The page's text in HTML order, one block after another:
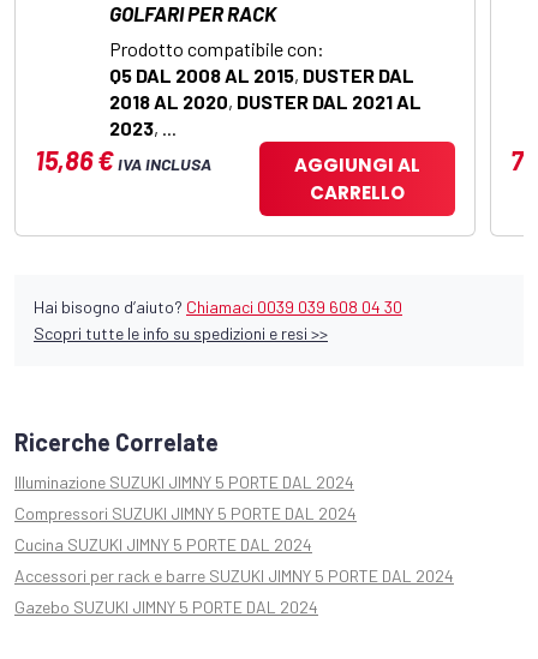
GOLFARI PER RACK
Prodotto compatibile con:
Q5 DAL 2008 AL 2015, DUSTER DAL
2018 AL 2020, DUSTER DAL 2021 AL
2023, ...
15,86 €IVA INCLUSA
AGGIUNGI AL
CARRELLO
Hai bisogno d’aiuto? Chiamaci 0039 039 608 04 30
Scopri tutte le info su spedizioni e resi >>
Ricerche Correlate
Illuminazione SUZUKI JIMNY 5 PORTE DAL 2024
Compressori SUZUKI JIMNY 5 PORTE DAL 2024
Cucina SUZUKI JIMNY 5 PORTE DAL 2024
Accessori per rack e barre SUZUKI JIMNY 5 PORTE DAL 2024
Gazebo SUZUKI JIMNY 5 PORTE DAL 2024